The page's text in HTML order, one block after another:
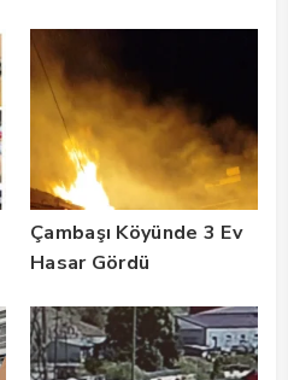
Vurgusu
Çambaşı Köyünde 3 Ev
Hasar Gördü